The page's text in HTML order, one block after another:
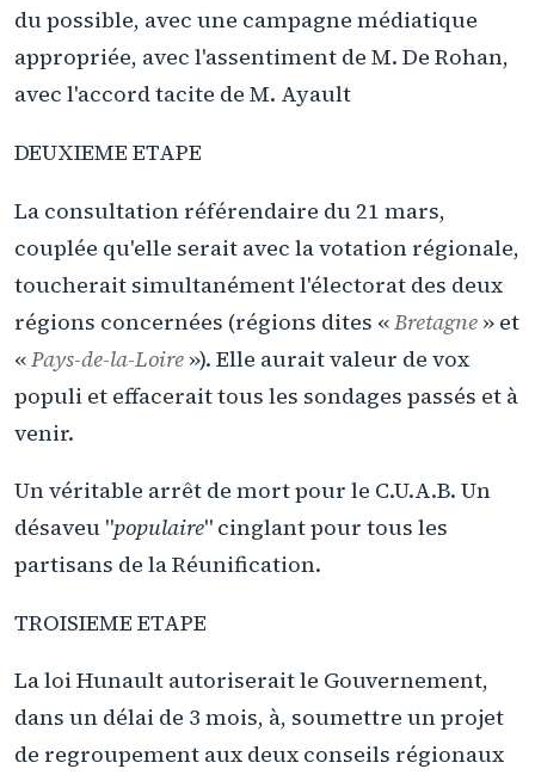
du possible, avec une campagne médiatique
appropriée, avec l'assentiment de M. De Rohan,
avec l'accord tacite de M. Ayault
DEUXIEME ETAPE
La consultation référendaire du 21 mars,
couplée qu'elle serait avec la votation régionale,
toucherait simultanément l'électorat des deux
régions concernées (régions dites «Bretagne » et
«Pays-de-la-Loire »). Elle aurait valeur de vox
populi et effacerait tous les sondages passés et à
venir.
Un véritable arrêt de mort pour le C.U.A.B. Un
désaveu "populaire" cinglant pour tous les
partisans de la Réunification.
TROISIEME ETAPE
La loi Hunault autoriserait le Gouvernement,
dans un délai de 3 mois, à, soumettre un projet
de regroupement aux deux conseils régionaux